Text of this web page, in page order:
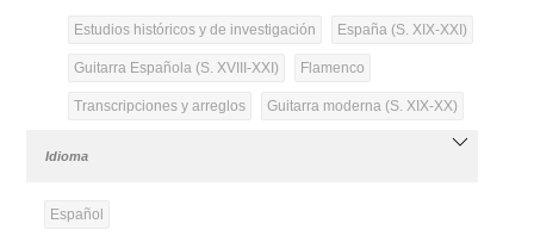
Estudios históricos y de investigación España (S. XIX-XXI)
Guitarra Española (S. XVIII-XXI) Flamenco
Transcripciones y arreglos Guitarra moderna (S. XIX-XX)
Idioma
Español